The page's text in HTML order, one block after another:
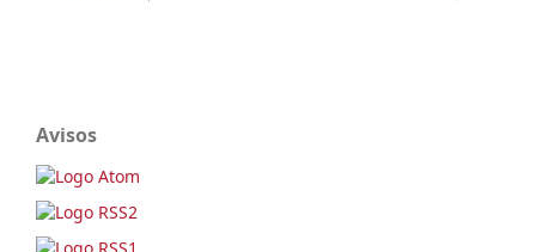
Avisos